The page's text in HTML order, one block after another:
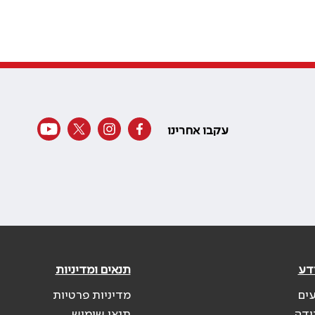
עקבו אחרינו
תנאים ומדיניות
מדיניות פרטיות